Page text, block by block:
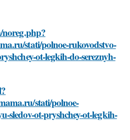
stati/polnoe-rukovodstvo-
ot-legkih-do-sereznyh-
stati/polnoe-
sledov-ot-pryshchey-ot-legkih-